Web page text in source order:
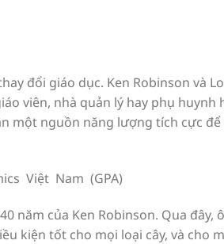
đổi giáo dục. Ken Robinson và
viên, nhà quản lý hay phụ huynh
một nguồn năng lượng tích cực
Việt Nam (GPA)
năm của Ken Robinson. Qua đây,
kiện tốt cho mọi loại cây, và cho